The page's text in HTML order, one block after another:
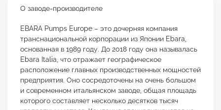
О заводе-производителе
EBARA Pumps Europe – это дочерняя компания
транснациональной корпорации из Японии Ebara,
основанная в 1989 году. До 2018 году она называлась
Ebara Italia, что отражает географическое
расположение главных производственных мощностей
предприятия. Оно сосредоточены на очень большом
и современном итальянском заводе, общая площадь
которого составляет несколько десятков тысяч